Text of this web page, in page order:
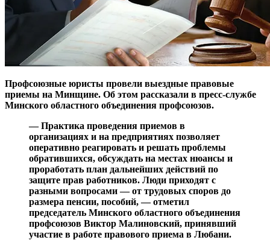
Профсоюзные юристы провели выездные правовые
приемы на Минщине. Об этом рассказали в пресс-службе
Минского областного объединения профсоюзов.
— Практика проведения приемов в
организациях и на предприятиях позволяет
оперативно реагировать и решать проблемы
обратившихся, обсуждать на местах нюансы и
проработать план дальнейших действий по
защите прав работников. Люди приходят с
разными вопросами — от трудовых споров до
размера пенсии, пособий, — отметил
председатель Минского областного объединения
профсоюзов Виктор Малиновский, принявший
участие в работе правового приема в Любани.